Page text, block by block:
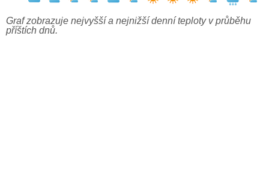
Graf zobrazuje nejvyšší a nejnižší denní teploty v průběhu
příštích dnů.